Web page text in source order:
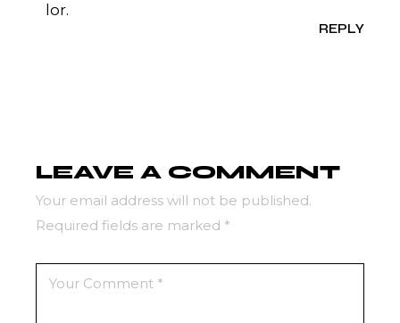
lor.
REPLY
LEAVE A COMMENT
Your email address will not be published.
Required fields are marked *